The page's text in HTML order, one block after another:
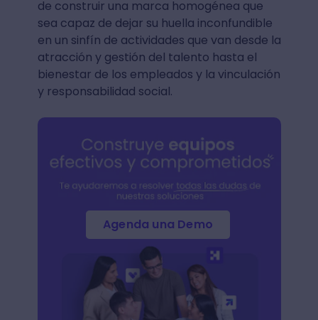
de construir una marca homogénea que
sea capaz de dejar su huella inconfundible
en un sinfín de actividades que van desde la
atracción y gestión del talento hasta el
bienestar de los empleados y la vinculación
y responsabilidad social.
Agenda una Demo